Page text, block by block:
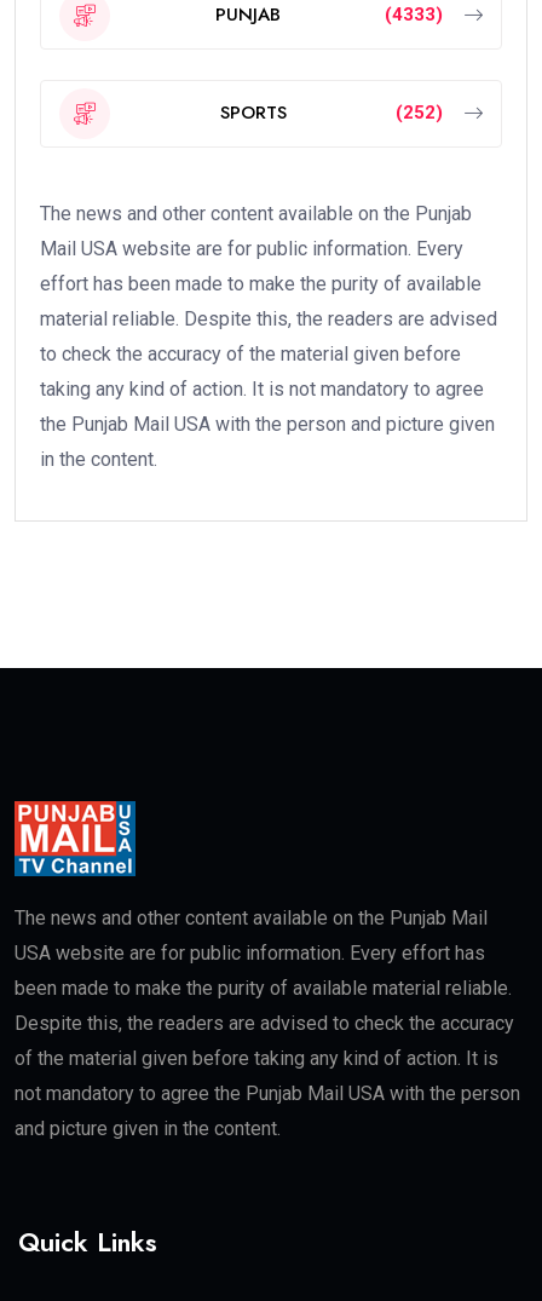
PUNJAB (4333)
SPORTS (252)
The news and other content available on the Punjab
Mail USA website are for public information. Every
effort has been made to make the purity of available
material reliable. Despite this, the readers are advised
to check the accuracy of the material given before
taking any kind of action. It is not mandatory to agree
the Punjab Mail USA with the person and picture given
in the content.
The news and other content available on the Punjab Mail
USA website are for public information. Every effort has
been made to make the purity of available material reliable.
Despite this, the readers are advised to check the accuracy
of the material given before taking any kind of action. It is
not mandatory to agree the Punjab Mail USA with the person
and picture given in the content.
Quick Links